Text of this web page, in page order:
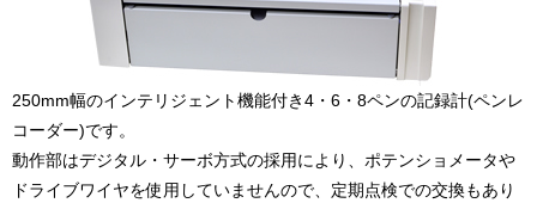
250mm幅のインテリジェント機能付き4・6・8ペンの記録計(ペンレ
コーダー)です。
動作部はデジタル・サーボ方式の採用により、ポテンショメータや
ドライブワイヤを使用していませんので、定期点検での交換もあり